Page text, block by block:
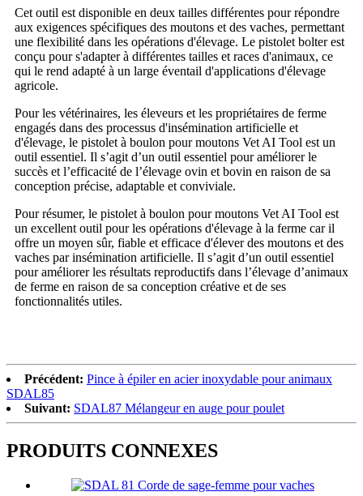
Cet outil est disponible en deux tailles différentes pour répondre
aux exigences spécifiques des moutons et des vaches, permettant
une flexibilité dans les opérations d'élevage. Le pistolet bolter est
conçu pour s'adapter à différentes tailles et races d'animaux, ce
qui le rend adapté à un large éventail d'applications d'élevage
agricole.
Pour les vétérinaires, les éleveurs et les propriétaires de ferme
engagés dans des processus d'insémination artificielle et
d'élevage, le pistolet à boulon pour moutons Vet AI Tool est un
outil essentiel. Il s’agit d’un outil essentiel pour améliorer le
succès et l’efficacité de l’élevage ovin et bovin en raison de sa
conception précise, adaptable et conviviale.
Pour résumer, le pistolet à boulon pour moutons Vet AI Tool est
un excellent outil pour les opérations d'élevage à la ferme car il
offre un moyen sûr, fiable et efficace d'élever des moutons et des
vaches par insémination artificielle. Il s’agit d’un outil essentiel
pour améliorer les résultats reproductifs dans l’élevage d’animaux
de ferme en raison de sa conception créative et de ses
fonctionnalités utiles.
Précédent: Pince à épiler en acier inoxydable pour animaux
SDAL85
Suivant: SDAL87 Mélangeur en auge pour poulet
PRODUITS CONNEXES